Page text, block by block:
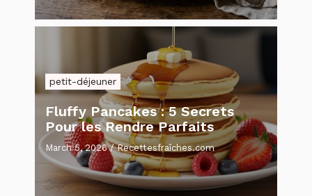
petit-déjeuner
Fluffy Pancakes : 5 Secrets
Pour les Rendre Parfaits
March 5, 2026/Recettesfraîches.com